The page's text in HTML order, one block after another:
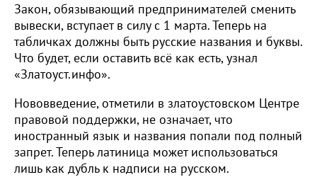
Закон, обязывающий предпринимателей сменить
вывески, вступает в силу с 1 марта. Теперь на
табличках должны быть русские названия и буквы.
Что будет, если оставить всё как есть, узнал
«Златоуст.инфо».
Нововведение, отметили в златоустовском Центре
правовой поддержки, не означает, что
иностранный язык и названия попали под полный
запрет. Теперь латиница может использоваться
лишь как дубль к надписи на русском.